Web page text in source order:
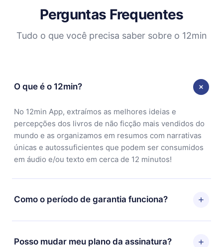
Perguntas Frequentes
Tudo o que você precisa saber sobre o 12min
O que é o 12min?
No 12min App, extraímos as melhores ideias e
percepções dos livros de não ficção mais vendidos do
mundo e as organizamos em resumos com narrativas
únicas e autossuficientes que podem ser consumidos
em áudio e/ou texto em cerca de 12 minutos!
Como o período de garantia funciona?
Você pode baixar nosso aplicativo e começar a
aproveitar nossa biblioteca. Se por algum motivo não
Posso mudar meu plano da assinatura?